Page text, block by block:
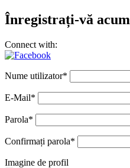
Înregistrați-vă acum
Connect with:
Nume utilizator*
E-Mail*
Parola*
Confirmați parola*
Imagine de profil